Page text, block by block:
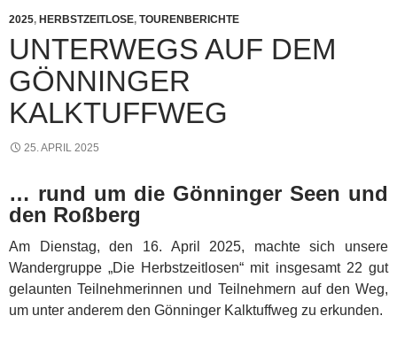
2025, HERBSTZEITLOSE, TOURENBERICHTE
UNTERWEGS AUF DEM
GÖNNINGER
KALKTUFFWEG
25. APRIL 2025
… rund um die Gönninger Seen und
den Roßberg
Am Dienstag, den 16. April 2025, machte sich unsere
Wandergruppe „Die Herbstzeitlosen“ mit insgesamt 22 gut
gelaunten Teilnehmerinnen und Teilnehmern auf den Weg,
um unter anderem den Gönninger Kalktuffweg zu erkunden.